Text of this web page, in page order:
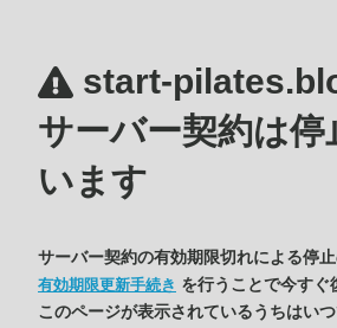
start-
サーバー契約は停
います
サーバー契約の有効期限切れによる停
有効期限更新手続き を行うことで今すぐ
このページが表示されているうちはい